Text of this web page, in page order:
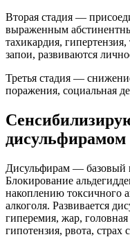
Вторая стадия —
выраженным
тахикардия,
запои, развиваются
Третья стадия —
поражения, социальная
дисульфирамом
Дисульфирам — базовый
Блокирование
накоплению токсичного
алкоголя. Развивается
гиперемия, жар,
гипотензия, рвота, страх